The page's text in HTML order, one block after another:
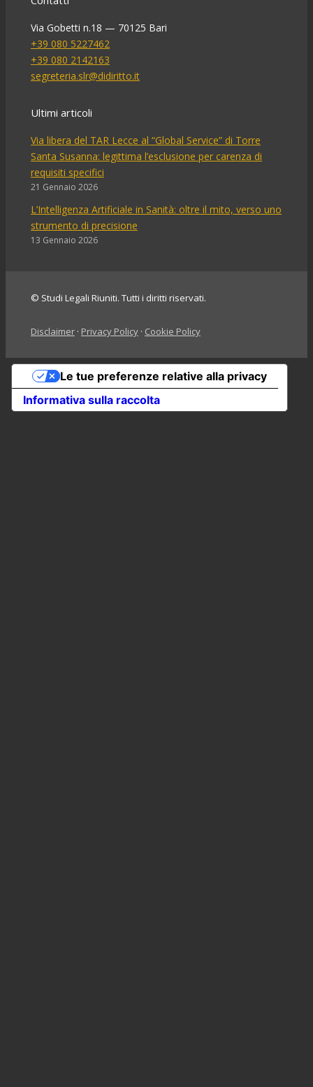
Via Gobetti n.18 — 70125 Bari
+39 080 5227462
+39 080 2142163
segreteria.slr@didiritto.it
Ultimi articoli
Via libera del TAR Lecce al “Global Service” di Torre
Santa Susanna: legittima l’esclusione per carenza di
requisiti specifici
21 Gennaio 2026
L’Intelligenza Artificiale in Sanità: oltre il mito, verso uno
strumento di precisione
13 Gennaio 2026
© Studi Legali Riuniti. Tutti i diritti riservati.
Disclaimer · Privacy Policy · Cookie Policy
Informativa sulla raccolta
Le tue preferenze relative alla privacy